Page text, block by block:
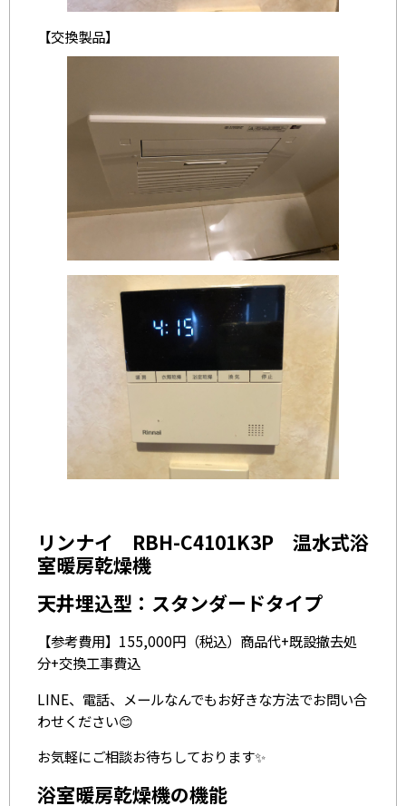
【交換製品】
リンナイ RBH-C4101K3P 温水式浴
室暖房乾燥機
天井埋込型：スタンダードタイプ
【参考費用】155,000円（税込）商品代+既設撤去処
分+交換工事費込
LINE、電話、メールなんでもお好きな方法でお問い合
わせください😊
お気軽にご相談お待ちしております✨
浴室暖房乾燥機の機能